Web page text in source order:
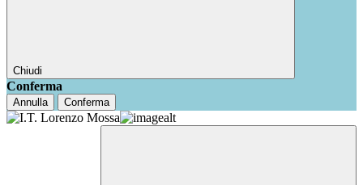
Chiudi
Conferma
Annulla Conferma